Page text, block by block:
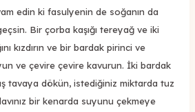
edin ki fasulyenin de soğanın da
Bir çorba kaşığı tereyağ ve iki
kızdırın ve bir bardak pirinci ve
ve çevire çevire kavurun. İki bardak
tavaya dökün, istediğiniz miktarda tuz
bir kenarda suyunu çekmeye